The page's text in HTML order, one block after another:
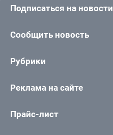
Подписаться на новости
Сообщить новость
Рубрики
Реклама на сайте
Прайс-лист